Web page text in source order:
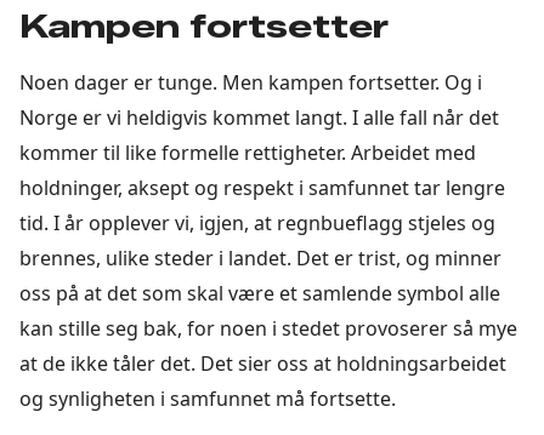
Kampen fortsetter
Noen dager er tunge. Men kampen fortsetter. Og i
Norge er vi heldigvis kommet langt. I alle fall når det
kommer til like formelle rettigheter. Arbeidet med
holdninger, aksept og respekt i samfunnet tar lengre
tid. I år opplever vi, igjen, at regnbueflagg stjeles og
brennes, ulike steder i landet. Det er trist, og minner
oss på at det som skal være et samlende symbol alle
kan stille seg bak, for noen i stedet provoserer så mye
at de ikke tåler det. Det sier oss at holdningsarbeidet
og synligheten i samfunnet må fortsette.